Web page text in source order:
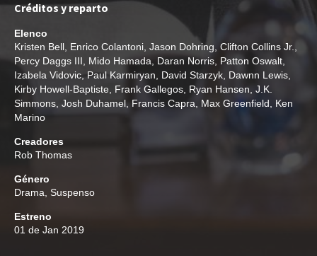
Créditos y reparto
Elenco
Kristen Bell Enrico Colantoni Jason Dohring Clifton Collins Jr.
Percy Daggs III
Mido Hamada Daran Norris Patton Oswalt
Izabela Vidovic Paul Karmiryan David Starzyk Dawnn Lewis
Kirby Howell-Baptiste Frank Gallegos Ryan Hansen J.K.
Simmons Josh Duhamel, Francis Capra Max Greenfield
Ken
Marino
Creadores
Rob Thomas
Género
Drama Suspenso
Estreno
01 de Jan 2019